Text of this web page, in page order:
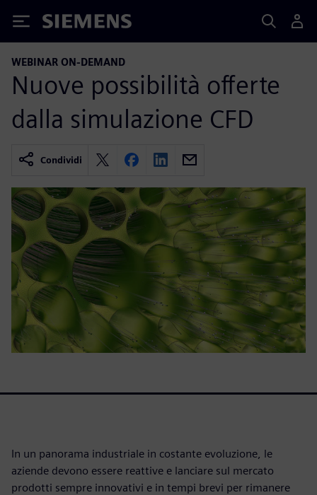
Siemens
WEBINAR ON-DEMAND
Nuove possibilità offerte
dalla simulazione CFD
Condividi
In un panorama industriale in costante evoluzione, le
aziende devono essere reattive e lanciare sul mercato
prodotti sempre innovativi e in tempi brevi per rimanere